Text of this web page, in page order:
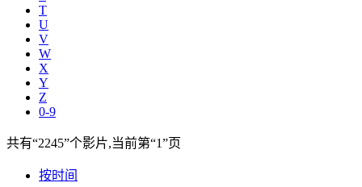
T
U
V
W
X
Y
Z
0-9
共有“2245”个影片,当前第“1”页
按时间